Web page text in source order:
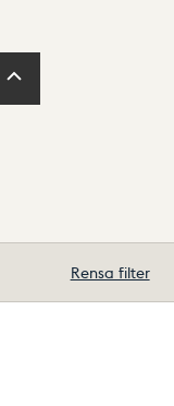
Rensa filter